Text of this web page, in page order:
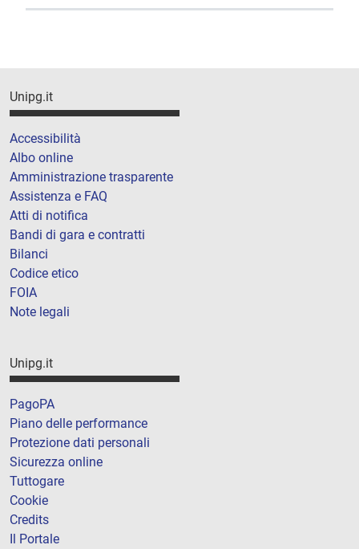
Unipg.it
Accessibilità
Albo online
Amministrazione trasparente
Assistenza e FAQ
Atti di notifica
Bandi di gara e contratti
Bilanci
Codice etico
FOIA
Note legali
Unipg.it
PagoPA
Piano delle performance
Protezione dati personali
Sicurezza online
Tuttogare
Cookie
Credits
Il Portale